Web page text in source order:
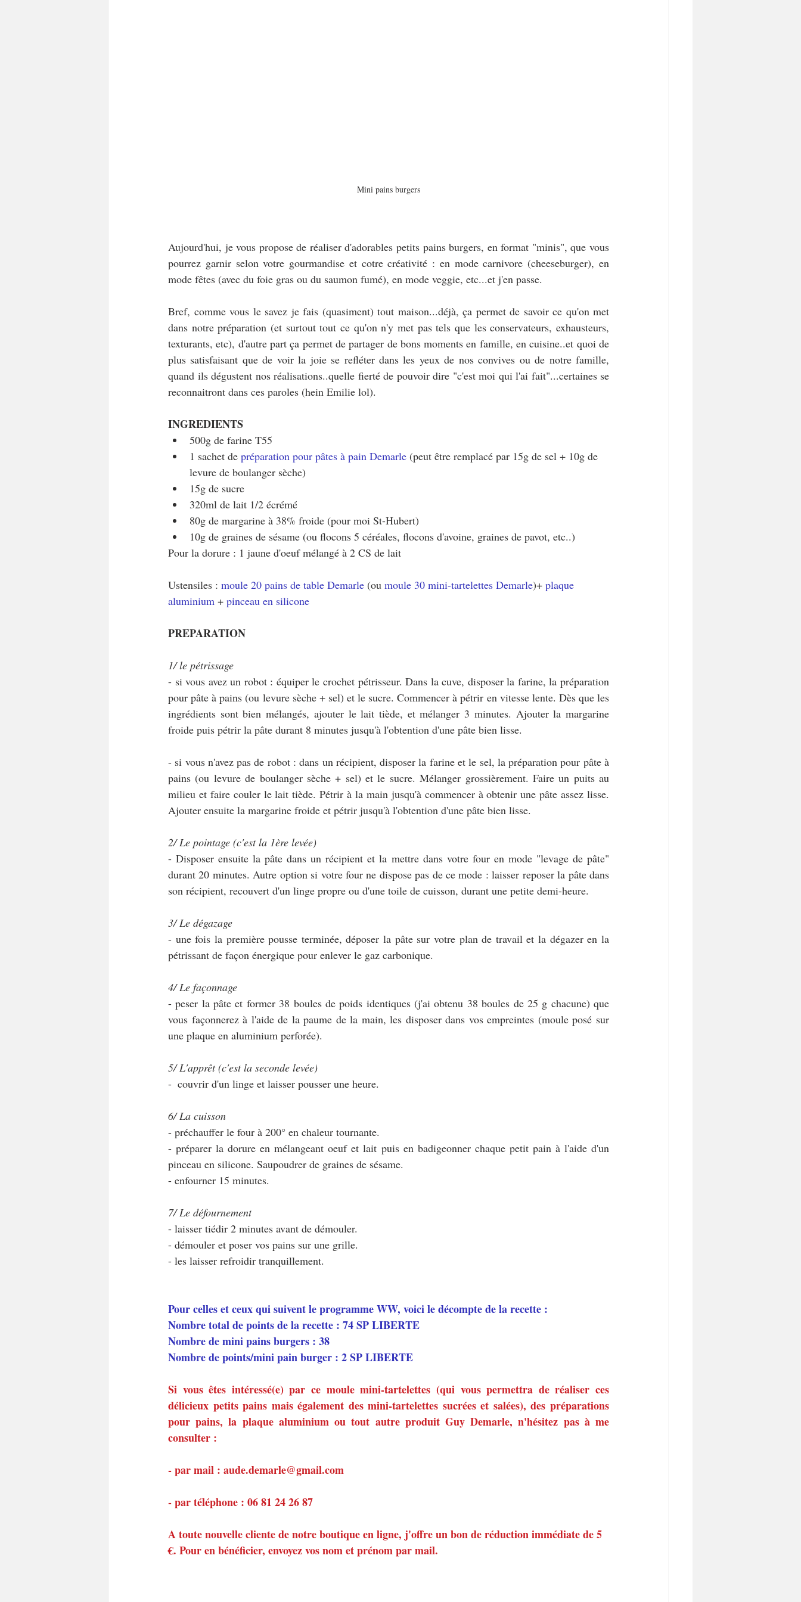
Mini pains burgers
Aujourd'hui, je vous propose de réaliser d'adorables petits pains burgers, en format "minis", que vous
pourrez garnir selon votre gourmandise et cotre créativité : en mode carnivore (cheeseburger), en
mode fêtes (avec du foie gras ou du saumon fumé), en mode veggie, etc...et j'en passe.
Bref, comme vous le savez je fais (quasiment) tout maison...déjà, ça permet de savoir ce qu'on met
dans notre préparation (et surtout tout ce qu'on n'y met pas tels que les conservateurs, exhausteurs,
texturants, etc), d'autre part ça permet de partager de bons moments en famille, en cuisine..et quoi de
plus satisfaisant que de voir la joie se refléter dans les yeux de nos convives ou de notre famille,
quand ils dégustent nos réalisations..quelle fierté de pouvoir dire "c'est moi qui l'ai fait"...certaines se
reconnaitront dans ces paroles (hein Emilie lol).
INGREDIENTS
500g de farine T55
1 sachet de préparation pour pâtes à pain Demarle (peut être remplacé par 15g de sel + 10g de
levure de boulanger sèche)
15g de sucre
320ml de lait 1/2 écrémé
80g de margarine à 38% froide (pour moi St-Hubert)
10g de graines de sésame (ou flocons 5 céréales, flocons d'avoine, graines de pavot, etc..)
Pour la dorure : 1 jaune d'oeuf mélangé à 2 CS de lait
Ustensiles : moule 20 pains de table Demarle (ou moule 30 mini-tartelettes Demarle)+ plaque
aluminium + pinceau en silicone
PREPARATION
1/ le pétrissage
- si vous avez un robot : équiper le crochet pétrisseur. Dans la cuve, disposer la farine, la préparation
pour pâte à pains (ou levure sèche + sel) et le sucre. Commencer à pétrir en vitesse lente. Dès que les
ingrédients sont bien mélangés, ajouter le lait tiède, et mélanger 3 minutes. Ajouter la margarine
froide puis pétrir la pâte durant 8 minutes jusqu'à l'obtention d'une pâte bien lisse.
- si vous n'avez pas de robot : dans un récipient, disposer la farine et le sel, la préparation pour pâte à
pains (ou levure de boulanger sèche + sel) et le sucre. Mélanger grossièrement. Faire un puits au
milieu et faire couler le lait tiède. Pétrir à la main jusqu'à commencer à obtenir une pâte assez lisse.
Ajouter ensuite la margarine froide et pétrir jusqu'à l'obtention d'une pâte bien lisse.
2/ Le pointage (c'est la 1ère levée)
- Disposer ensuite la pâte dans un récipient et la mettre dans votre four en mode "levage de pâte"
durant 20 minutes. Autre option si votre four ne dispose pas de ce mode : laisser reposer la pâte dans
son récipient, recouvert d'un linge propre ou d'une toile de cuisson, durant une petite demi-heure.
3/ Le dégazage
- une fois la première pousse terminée, déposer la pâte sur votre plan de travail et la dégazer en la
pétrissant de façon énergique pour enlever le gaz carbonique.
4/ Le façonnage
- peser la pâte et former 38 boules de poids identiques (j'ai obtenu 38 boules de 25 g chacune) que
vous façonnerez à l'aide de la paume de la main, les disposer dans vos empreintes (moule posé sur
une plaque en aluminium perforée).
5/ L'apprêt (c'est la seconde levée)
-  couvrir d'un linge et laisser pousser une heure.
6/ La cuisson
- préchauffer le four à 200° en chaleur tournante.
- préparer la dorure en mélangeant oeuf et lait puis en badigeonner chaque petit pain à l'aide d'un
pinceau en silicone. Saupoudrer de graines de sésame.
- enfourner 15 minutes.
7/ Le défournement
- laisser tiédir 2 minutes avant de démouler.
- démouler et poser vos pains sur une grille.
- les laisser refroidir tranquillement.
Pour celles et ceux qui suivent le programme WW, voici le décompte de la recette :
Nombre total de points de la recette : 74 SP LIBERTE
Nombre de mini pains burgers : 38
Nombre de points/mini pain burger : 2 SP LIBERTE
Si vous êtes intéressé(e) par ce moule mini-tartelettes (qui vous permettra de réaliser ces
délicieux petits pains mais également des mini-tartelettes sucrées et salées), des préparations
pour pains, la plaque aluminium ou tout autre produit Guy Demarle, n'hésitez pas à me
consulter :
- par mail : aude.demarle@gmail.com
- par téléphone : 06 81 24 26 87
A toute nouvelle cliente de notre boutique en ligne, j'offre un bon de réduction immédiate de 5
€. Pour en bénéficier, envoyez vos nom et prénom par mail.